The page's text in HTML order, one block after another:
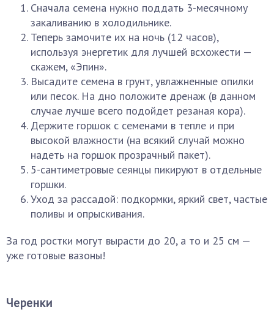
Сначала семена нужно поддать 3-месячному
закаливанию в холодильнике.
Теперь замочите их на ночь (12 часов),
используя энергетик для лучшей всхожести —
скажем, «Эпин».
Высадите семена в грунт, увлажненные опилки
или песок. На дно положите дренаж (в данном
случае лучше всего подойдет резаная кора).
Держите горшок с семенами в тепле и при
высокой влажности (на всякий случай можно
надеть на горшок прозрачный пакет).
5-сантиметровые сеянцы пикируют в отдельные
горшки.
Уход за рассадой: подкормки, яркий свет, частые
поливы и опрыскивания.
За год ростки могут вырасти до 20, а то и 25 см —
уже готовые вазоны!
Черенки